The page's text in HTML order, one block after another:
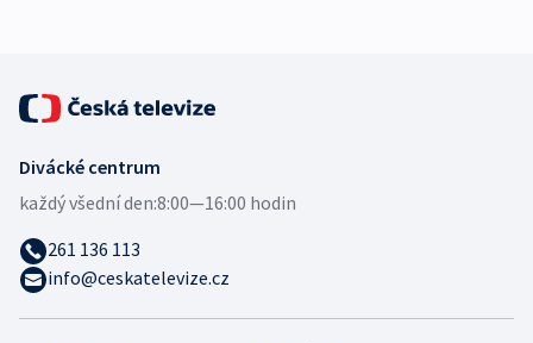
Divácké centrum
každý všední den:8:00—16:00 hodin
261 136 113
info@ceskatelevize.cz